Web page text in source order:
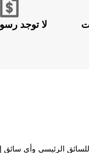
لا توجد
الرئيسي وأي